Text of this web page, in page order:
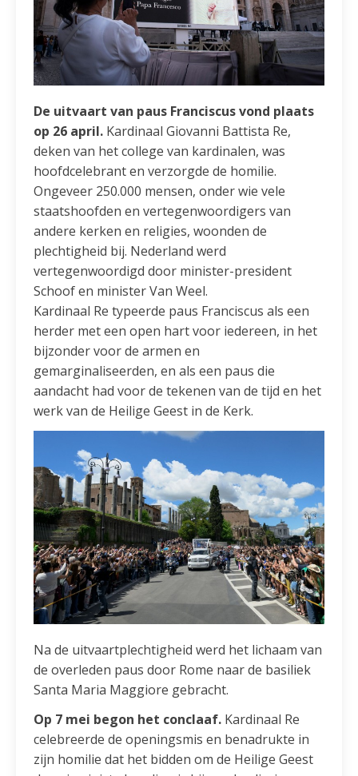
De uitvaart van paus Franciscus vond plaats
op 26 april. Kardinaal Giovanni Battista Re,
deken van het college van kardinalen, was
hoofdcelebrant en verzorgde de homilie.
Ongeveer 250.000 mensen, onder wie vele
staatshoofden en vertegenwoordigers van
andere kerken en religies, woonden de
plechtigheid bij. Nederland werd
vertegenwoordigd door minister-president
Schoof en minister Van Weel.
Kardinaal Re typeerde paus Franciscus als een
herder met een open hart voor iedereen, in het
bijzonder voor de armen en
gemarginaliseerden, en als een paus die
aandacht had voor de tekenen van de tijd en het
werk van de Heilige Geest in de Kerk.
Na de uitvaartplechtigheid werd het lichaam van
de overleden paus door Rome naar de basiliek
Santa Maria Maggiore gebracht.
Op 7 mei begon het conclaaf. Kardinaal Re
celebreerde de openingsmis en benadrukte in
zijn homilie dat het bidden om de Heilige Geest